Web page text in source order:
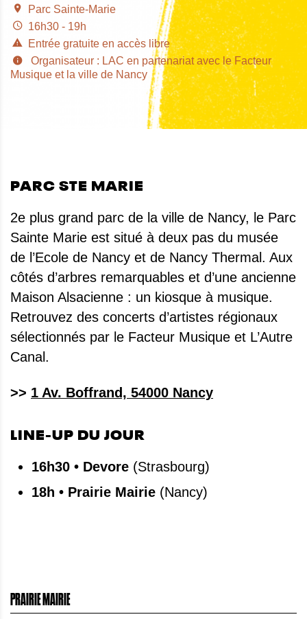
Parc Sainte-Marie
16h30 - 19h
Entrée gratuite en accès libre
Organisateur : LAC en partenariat avec le Facteur
Musique et la ville de Nancy
PARC STE MARIE
2e plus grand parc de la ville de Nancy, le Parc
Sainte Marie est situé à deux pas du musée
de l’Ecole de Nancy et de Nancy Thermal. Aux
côtés d’arbres remarquables et d’une ancienne
Maison Alsacienne : un kiosque à musique.
Retrouvez des concerts d’artistes régionaux
sélectionnés par le Facteur Musique et L’Autre
Canal.
>> 1 Av. Boffrand, 54000 Nancy
LINE-UP DU JOUR
16h30 • Devore (Strasbourg)
18h • Prairie Mairie (Nancy)
PRAIRIE MAIRIE